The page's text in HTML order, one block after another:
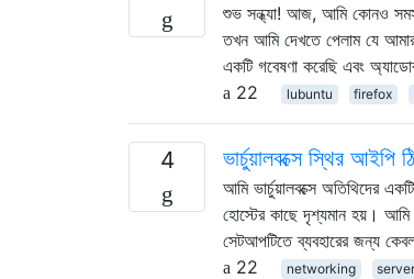
শুভ সন্ধ্যা! আজ, আমি কোনও
তখন আমি দেখতে পেলাম যে
একটি গবেষণা করেছি এবং
22
lubuntu firefox
4 ভার্চুয়ালবক্সে স্থির আইপি
আমি ভার্চুয়ালবক্সে অতিথিদের
হোস্টের কাছে দৃশ্যমান হয়।
সেটআপটিতে ব্যবহারের জন্য
22
networking